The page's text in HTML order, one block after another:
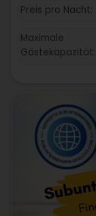
Preis pro Nacht:
Maximale
Gästekapazität: